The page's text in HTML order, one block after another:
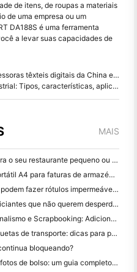
de itens, de roupas a materiais
de uma empresa ou um
DA188S é uma ferramenta
a levar suas capacidades de
da China entra no mercado com confiança
aplicações e perspectivas futuras
MAIS
Como escolher o software certo para o seu restaurante pequeno ou médio
Você precisa de uma impressora portátil A4 para faturas de armazém? O que realmente funciona
As impressoras de rótulos térmicos podem fazer rótulos impermeáveis ​​para produtos de pequenas empresas?
Melhor câmera instantânea para iniciantes que não querem desperdiçar papel
Melhor Color Label Maker para Jornalismo e Scrapbooking: Adicione Mais Cor a Cada Página
Escrita à mão vs. impressão de etiquetas de transporte: dicas para pequenas empresas em 2026
bloqueando?
Como escolher uma impressora de fotos de bolso: um guia completo para usuários de jornal, viagens e iPhone